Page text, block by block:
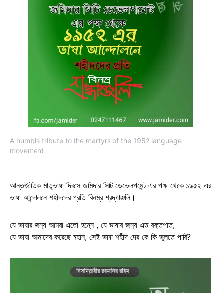
A humble tribute to the martyrs of the 1952 language
movement
আন্তর্জাতিক মাতৃভাষা দিবসে জমিদার সিটি ডেভেলপমেন্ট এর পক্ষ থেকে ১৯৫২ এর
ভাষা আন্দোলনে শহীদদের প্রতি বিনম্র শ্রদ্ধাঞ্জলি।
যে ভাষার জন্য আমরা এতো হন্নে , যে ভাষার জন্য এত রক্তপাত,
যে ভাষা আমাদের করেছে মহান, সেই ভাষা শহীদ দের কে কি ভুলতে পারি?